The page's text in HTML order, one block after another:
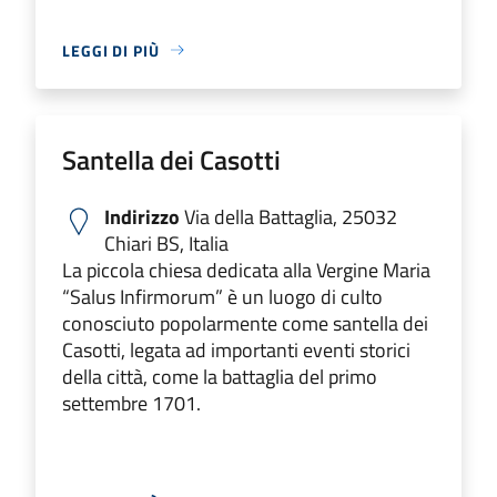
LEGGI DI PIÙ
Santella dei Casotti
IndirizzoVia della Battaglia, 25032
Chiari BS, Italia
La piccola chiesa dedicata alla Vergine Maria
“Salus Infirmorum” è un luogo di culto
conosciuto popolarmente come santella dei
Casotti, legata ad importanti eventi storici
della città, come la battaglia del primo
settembre 1701.